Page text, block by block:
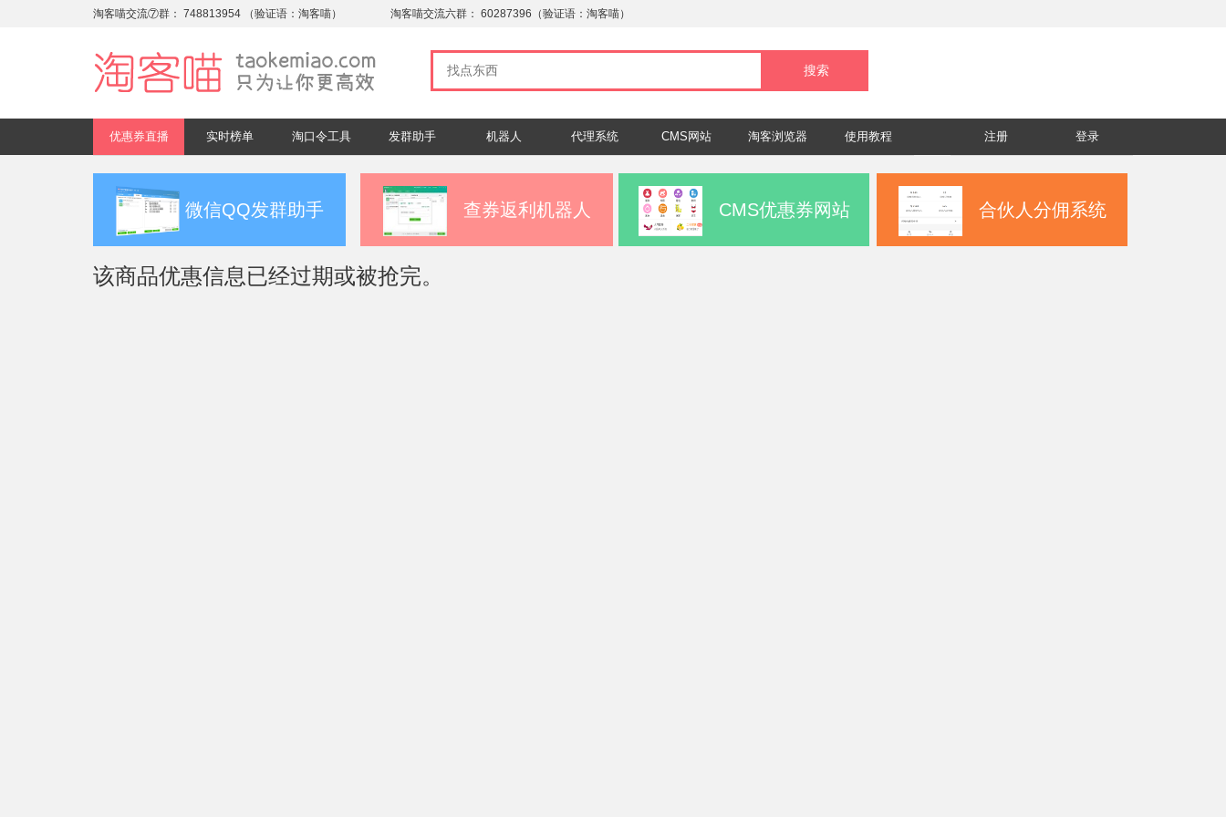
淘客喵交流⑦群： 748813954 （验证语：淘客喵） 淘客喵交流六群： 60287396 （验证语：淘客喵）
优惠券直播 实时榜单 淘口令工具 发群助手 机器人 代理系统 CMS网站 淘客浏览器 使用教程 注册 登录
微信QQ发群助手 查券返利机器人 CMS优惠券网站 合伙人分佣系统
该商品优惠信息已经过期或被抢完。